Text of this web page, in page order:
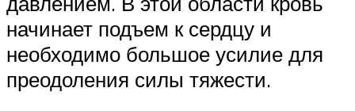
начинает подъем к сердцу и
необходимо большое усилие для
преодоления силы тяжести.